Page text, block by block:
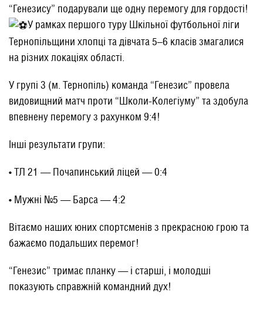
“Генезису” подарували ще одну перемогу для гордості!
У рамках першого туру Шкільної футбольної ліги
Тернопільщини хлопці та дівчата 5–6 класів змагалися
на різних локаціях області.
У групі 3 (м. Тернопіль) команда “Генезис” провела
видовищний матч проти “Школи-Колегіуму” та здобула
впевнену перемогу з рахунком 9:4!
Інші результати групи:
• ТЛ 21 — Почапинський ліцей — 0:4
• Мужні №5 — Барса — 4:2
Вітаємо наших юних спортсменів з прекрасною грою та
бажаємо подальших перемог!
“Генезис” тримає планку — і старші, і молодші
показують справжній командний дух!